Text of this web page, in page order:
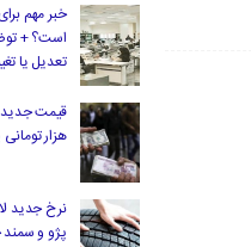
خبر مهم
است؟ +
تعدیل یا
هزار
نرخ جدید
پژو و